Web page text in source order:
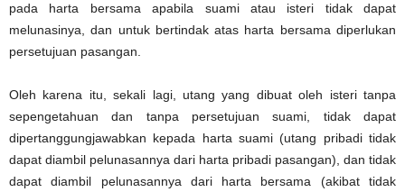
pada harta bersama apabila suami atau isteri tidak dapat
melunasinya, dan untuk bertindak atas harta bersama diperlukan
persetujuan pasangan.
Oleh karena itu, sekali lagi, utang yang dibuat oleh isteri tanpa
sepengetahuan dan tanpa persetujuan suami, tidak dapat
dipertanggungjawabkan kepada harta suami (utang pribadi tidak
dapat diambil pelunasannya dari harta pribadi pasangan), dan tidak
dapat diambil pelunasannya dari harta bersama (akibat tidak